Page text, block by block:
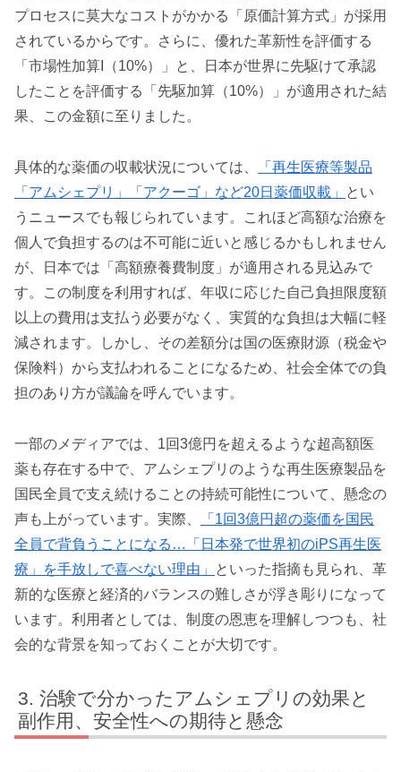
プロセスに莫大なコストがかかる「原価計算方式」が採用
されているからです。さらに、優れた革新性を評価する
「市場性加算I（10%）」と、日本が世界に先駆けて承認
したことを評価する「先駆加算（10%）」が適用された結
果、この金額に至りました。
具体的な薬価の収載状況については、
「再生医療等製品
「アムシェプリ」「アクーゴ」など20日薬価収載」
とい
うニュースでも報じられています。これほど高額な治療を
個人で負担するのは不可能に近いと感じるかもしれません
が、日本では「高額療養費制度」が適用される見込みで
す。この制度を利用すれば、年収に応じた自己負担限度額
以上の費用は支払う必要がなく、実質的な負担は大幅に軽
減されます。しかし、その差額分は国の医療財源（税金や
保険料）から支払われることになるため、社会全体での負
担のあり方が議論を呼んでいます。
一部のメディアでは、1回3億円を超えるような超高額医
薬も存在する中で、アムシェプリのような再生医療製品を
国民全員で支え続けることの持続可能性について、懸念の
声も上がっています。実際、
「1回3億円超の薬価を国民
全員で背負うことになる…「日本発で世界初のiPS再生医
療」を手放しで喜べない理由」
といった指摘も見られ、革
新的な医療と経済的バランスの難しさが浮き彫りになって
います。利用者としては、制度の恩恵を理解しつつも、社
会的な背景を知っておくことが大切です。
治験で分かったアムシェプリの効果と
副作用、安全性への期待と懸念